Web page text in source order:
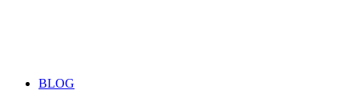
BLOG